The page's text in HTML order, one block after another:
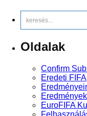
Oldalak
Confirm
Eredeti FIFA
EuroFIFA